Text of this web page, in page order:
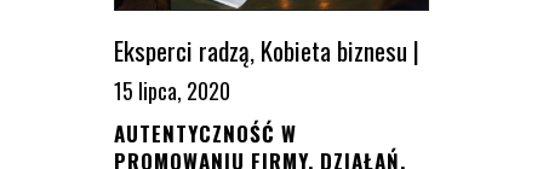
Eksperci radzą,Kobieta biznesu |
15 lipca, 2020
AUTENTYCZNOŚĆ W
PROMOWANIU FIRMY, DZIAŁAŃ,